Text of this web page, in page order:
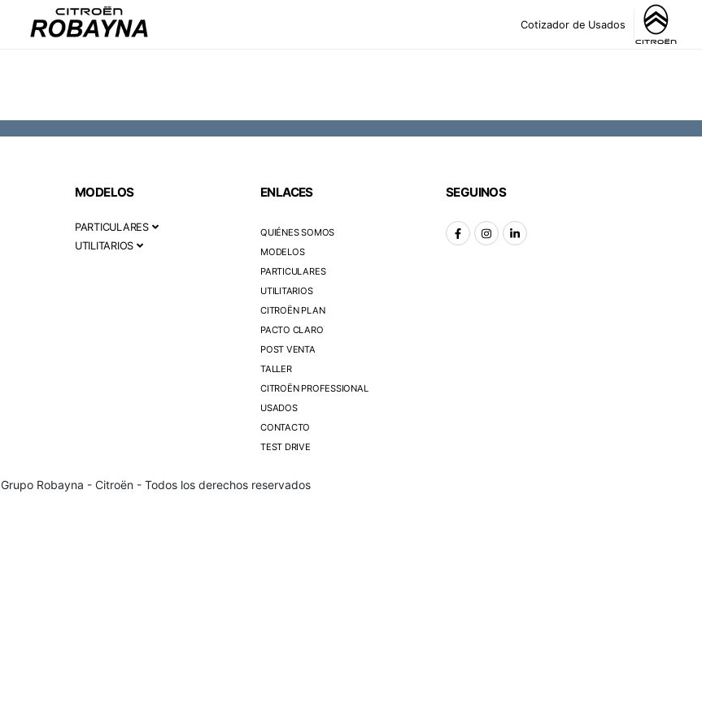
Cotizador de Usados
MODELOS
PARTICULARES
UTILITARIOS
ENLACES
QUIÉNES SOMOS
MODELOS
PARTICULARES
UTILITARIOS
CITROËN PLAN
PACTO CLARO
POST VENTA
TALLER
CITROËN PROFESSIONAL
USADOS
CONTACTO
TEST DRIVE
SEGUINOS
Grupo Robayna - Citroën - Todos los derechos reservados